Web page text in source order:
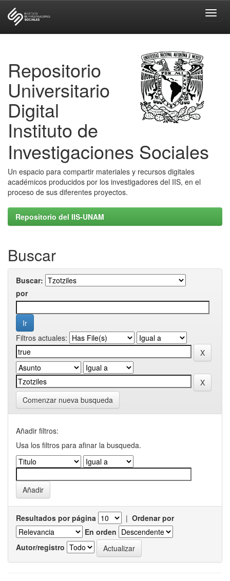
Repositorio
Universitario
Digital
Instituto de
Investigaciones Sociales
Un espacio para compartir materiales y recursos digitales
académicos producidos por los investigadores del IIS, en el
proceso de sus diferentes proyectos.
Repositorio del IIS-UNAM
Buscar
Buscar:
por
Filtros actuales:
Comenzar nueva busqueda
Añadir filtros:
Usa los filtros para afinar la busqueda.
Resultados por página | Ordenar por
En orden
Autor/registro